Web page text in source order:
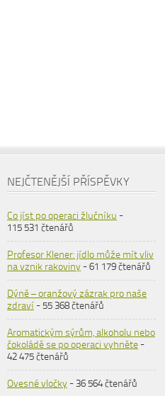
NEJČTENĚJŠÍ PŘÍSPĚVKY
Co jíst po operaci žlučníku -
115 531 čtenářů
Profesor Klener: jídlo může mít vliv
na vznik rakoviny- 61 179 čtenářů
Dýně – oranžový zázrak pro naše
zdraví- 55 368 čtenářů
Aromatickým sýrům, alkoholu nebo
čokoládě se po operaci vyhněte-
42 475 čtenářů
Ovesné vločky- 36 564 čtenářů